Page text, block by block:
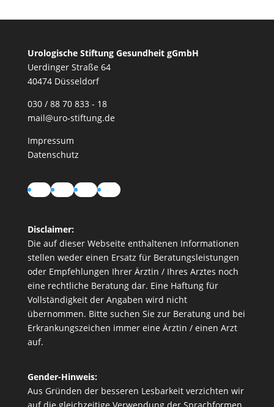
Urologische Stiftung Gesundheit gGmbH
Uerdinger Straße 64
40474 Düsseldorf
030 / 88 70 833 - 18
mail@uro-stiftung.de
Impressum
Datenschutz
Instagram
LinkedIn
YouTube
TikTok
Disclaimer:
Die auf dieser Webseite enthaltenen Informationen
stellen weder einen Ersatz für Beratungsleistungen
oder Empfehlungen Ihrer Ärztin / Ihres Arztes noch
eine rechtliche Beratung dar. Eine Haftung für
Vollständigkeit der Angaben wird nicht
übernommen. Bitte suchen Sie zur Beratung und bei
Erkrankungszeichen immer eine Ärztin / einen Arzt
auf.
Gender-Hinweis:
Aus Gründen der besseren Lesbarkeit verzichten wir